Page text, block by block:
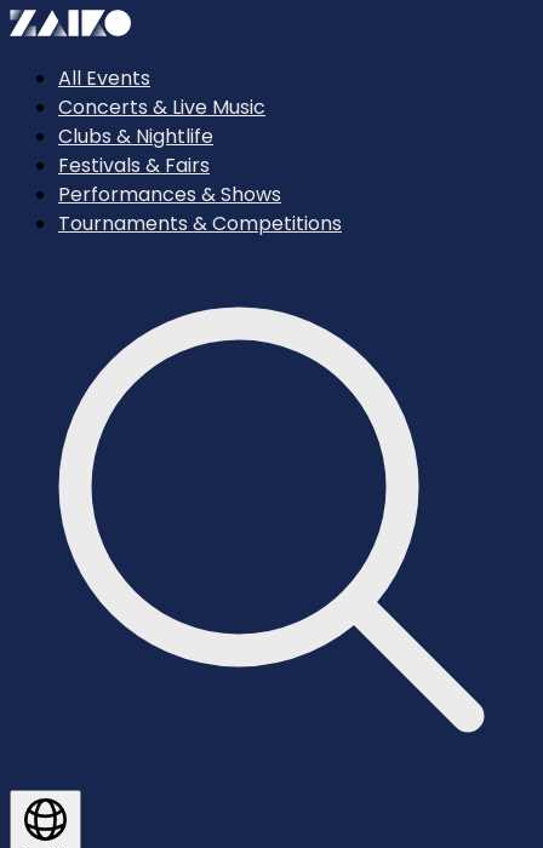
All Events
Concerts & Live Music
Clubs & Nightlife
Festivals & Fairs
Performances & Shows
Tournaments & Competitions